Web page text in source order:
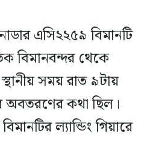
এসি২২৫৯ বিমানটি
বিমানবন্দর থেকে
সময় রাত ৯টায়
অবতরণের কথা ছিল।
ল্যান্ডিং গিয়ারে